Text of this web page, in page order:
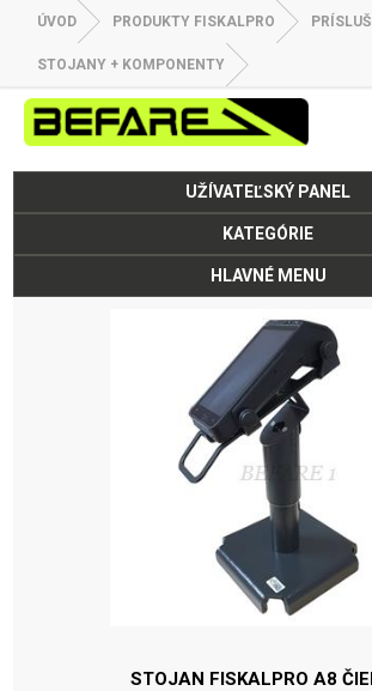
ÚVOD PRODUKTY FISKALPRO
STOJANY + KOMPONENTY
UŽÍVATEĽSKÝ PANEL
KATEGÓRIE
HLAVNÉ MENU
STOJAN FISKALPRO A8